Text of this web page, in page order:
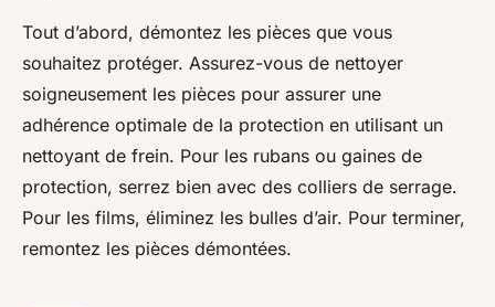
Tout d’abord, démontez les pièces que vous
souhaitez protéger. Assurez-vous de nettoyer
soigneusement les pièces pour assurer une
adhérence optimale de la protection en utilisant un
nettoyant de frein. Pour les rubans ou gaines de
protection, serrez bien avec des colliers de serrage.
Pour les films, éliminez les bulles d’air. Pour terminer,
remontez les pièces démontées.